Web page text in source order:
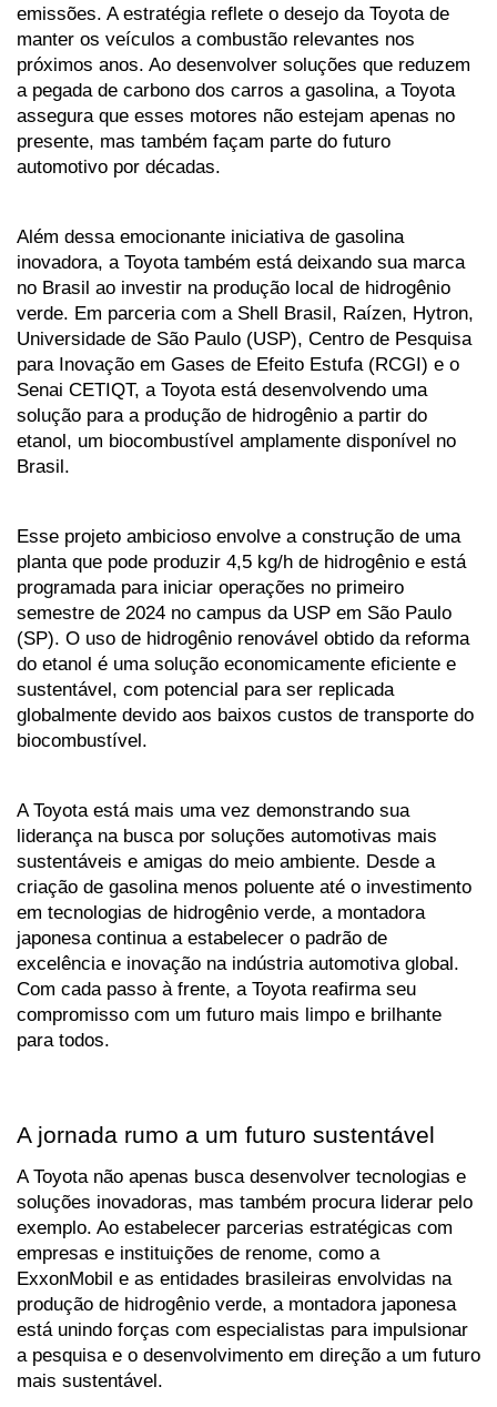
emissões. A estratégia reflete o desejo da Toyota de
manter os veículos a combustão relevantes nos
próximos anos. Ao desenvolver soluções que reduzem
a pegada de carbono dos carros a gasolina, a Toyota
assegura que esses motores não estejam apenas no
presente, mas também façam parte do futuro
automotivo por décadas.
Além dessa emocionante iniciativa de gasolina
inovadora, a Toyota também está deixando sua marca
no Brasil ao investir na produção local de hidrogênio
verde. Em parceria com a Shell Brasil, Raízen, Hytron,
Universidade de São Paulo (USP), Centro de Pesquisa
para Inovação em Gases de Efeito Estufa (RCGI) e o
Senai CETIQT, a Toyota está desenvolvendo uma
solução para a produção de hidrogênio a partir do
etanol, um biocombustível amplamente disponível no
Brasil.
Esse projeto ambicioso envolve a construção de uma
planta que pode produzir 4,5 kg/h de hidrogênio e está
programada para iniciar operações no primeiro
semestre de 2024 no campus da USP em São Paulo
(SP). O uso de hidrogênio renovável obtido da reforma
do etanol é uma solução economicamente eficiente e
sustentável, com potencial para ser replicada
globalmente devido aos baixos custos de transporte do
biocombustível.
A Toyota está mais uma vez demonstrando sua
liderança na busca por soluções automotivas mais
sustentáveis e amigas do meio ambiente. Desde a
criação de gasolina menos poluente até o investimento
em tecnologias de hidrogênio verde, a montadora
japonesa continua a estabelecer o padrão de
excelência e inovação na indústria automotiva global.
Com cada passo à frente, a Toyota reafirma seu
compromisso com um futuro mais limpo e brilhante
para todos.
A jornada rumo a um futuro sustentável
A Toyota não apenas busca desenvolver tecnologias e
soluções inovadoras, mas também procura liderar pelo
exemplo. Ao estabelecer parcerias estratégicas com
empresas e instituições de renome, como a
ExxonMobil e as entidades brasileiras envolvidas na
produção de hidrogênio verde, a montadora japonesa
está unindo forças com especialistas para impulsionar
a pesquisa e o desenvolvimento em direção a um futuro
mais sustentável.